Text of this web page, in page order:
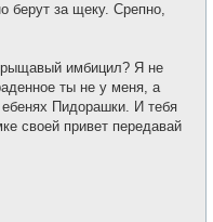
берут за щеку. Срепно,
имбицил? Я не
ты не у меня, а
Пидорашки. И тебя
своей привет передавай